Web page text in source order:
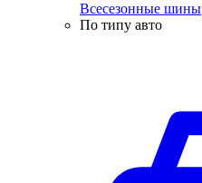
Всесезонные шины
По типу авто